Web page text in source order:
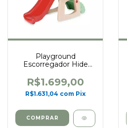
Playground
Escorregador Hide
R$1.699,00
R$1.631,04 com Pix